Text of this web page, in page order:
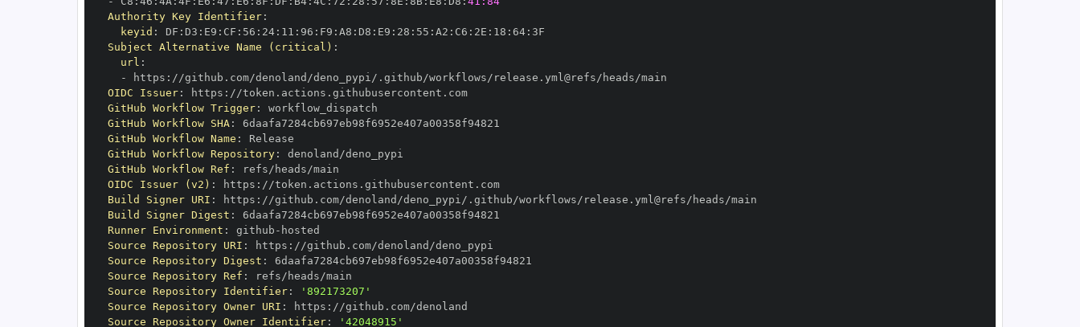
Authority Key Identifier:
keyid : DF : D3 : E9 : CF : 56 : 24: 11 : 96 : F9 : A8 : D8 : E9 : 28 : 55 : A2 : C6 : 2E : 18 : 64:
Subject Alternative Name (critical) :
url :
-
https :
OIDC Issuer: https :
//token.actions.githubusercontent.com
GitHub Workflow Trigger:
GitHub Workflow SHA:
GitHub Workflow Name :
GitHub Workflow Repository:
GitHub Workflow Ref :
OIDC Issuer (v2) : https :
//token.actions.githubusercontent.com
Build Signer URI : https :
Build Signer Digest :
Runner Environment : github -
Source Repository URI : https :
Source Repository Digest :
Source Repository Ref :
Source Repository Identifier:
'892173207'
Source Repository Owner URI : https :
Source Repository Owner Identifier: '42048915'